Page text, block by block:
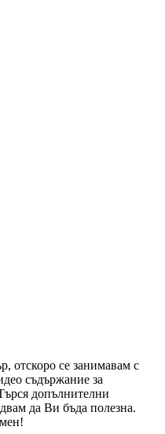
отскоро се занимавам с
съдържание за
допълнителни
да Ви бъда полезна.